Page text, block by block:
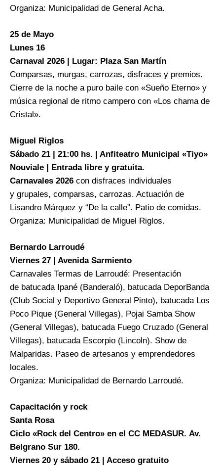
Organiza: Municipalidad de General Acha.
25 de Mayo
Lunes 16
Carnaval 2026 | Lugar: Plaza San Martín
Comparsas, murgas, carrozas, disfraces y premios.
Cierre de la noche a puro baile con «Sueño Eterno» y
música regional de ritmo campero con «Los chama de
Cristal».
Miguel Riglos
Sábado 21 | 21:00 hs. | Anfiteatro Municipal «Tiyo»
Nouviale | Entrada libre y gratuita.
Carnavales 2026 con disfraces individuales
y grupales, comparsas, carrozas. Actuación de
Lisandro Márquez y “De la calle”. Patio de comidas.
Organiza: Municipalidad de Miguel Riglos.
Bernardo Larroudé
Viernes 27 | Avenida Sarmiento
Carnavales Termas de Larroudé: Presentación
de batucada Ipané (Banderaló), batucada DeporBanda
(Club Social y Deportivo General Pinto), batucada Los
Poco Pique (General Villegas), Pojai Samba Show
(General Villegas), batucada Fuego Cruzado (General
Villegas), batucada Escorpio (Lincoln). Show de
Malparidas. Paseo de artesanos y emprendedores
locales.
Organiza: Municipalidad de Bernardo Larroudé.
Capacitación y rock
Santa Rosa
Ciclo «Rock del Centro» en el CC MEDASUR. Av.
Belgrano Sur 180.
Viernes 20 y sábado 21 | Acceso gratuito